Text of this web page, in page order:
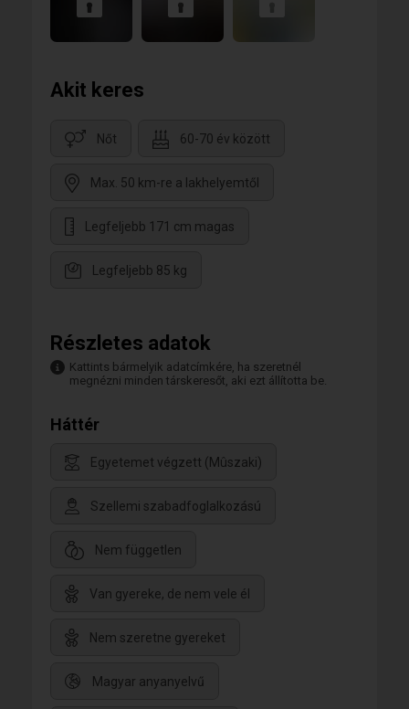
Akit keres
Nőt 60-70 év között
Max. 50 km-re a lakhelyemtől
Legfeljebb 171 cm magas
Legfeljebb 85 kg
Részletes adatok
Kattints bármelyik adatcímkére, ha szeretnél
megnézni minden társkeresőt, aki ezt állította be.
Háttér
Egyetemet végzett (Mûszaki)
Szellemi szabadfoglalkozású
Nem független
Van gyereke, de nem vele él
Nem szeretne gyereket
Magyar anyanyelvű